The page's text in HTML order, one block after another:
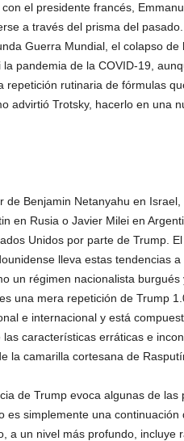
el presidente francés,
a través del prisma del
Guerra Mundial, el colapso
la pandemia de la COVID-19,
repetición rutinaria de fórmulas
advirtió Trotsky, hacerlo en una
de Benjamin Netanyahu en
en Rusia o Javier Milei en
Unidos por parte de Trump.
lleva estas tendencias
un régimen nacionalista
una mera repetición de Trump
e internacional y está
las características erráticas e
la camarilla cortesana de
de Trump evoca algunas de
es simplemente una
a un nivel más profundo, incluye